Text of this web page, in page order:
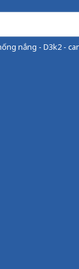
nắng - D3k2 -